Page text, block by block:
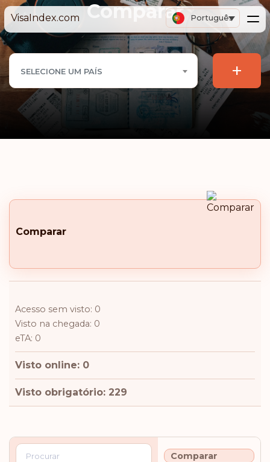
VisaIndex.com Português
Comparar
SELECIONE UM PAÍS +
Comparar
Acesso sem visto: 0
Visto na chegada: 0
eTA: 0
Visto online: 0
Visto obrigatório: 229
Comparar